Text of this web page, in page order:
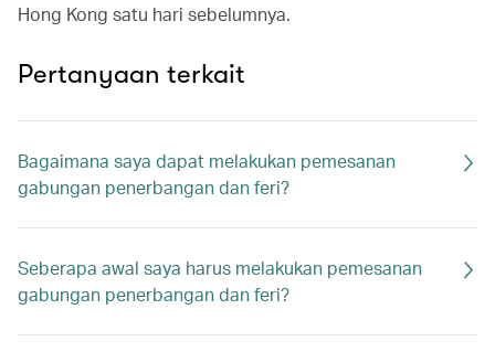
Hong Kong satu hari sebelumnya.
Pertanyaan terkait
Bagaimana saya dapat melakukan pemesanan
gabungan penerbangan dan feri?
Seberapa awal saya harus melakukan pemesanan
gabungan penerbangan dan feri?